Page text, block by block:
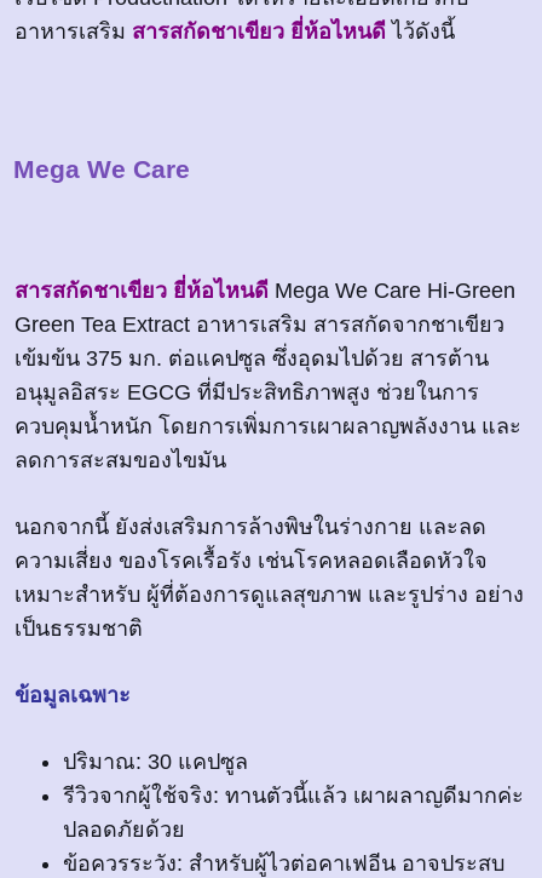
อาหารเสริม สารสกัดชาเขียว ยี่ห้อไหนดี ไว้ดังนี้
Mega We Care
สารสกัดชาเขียว ยี่ห้อไหนดี Mega We Care Hi-Green
Green Tea Extract อาหารเสริม สารสกัดจากชาเขียว
เข้มข้น 375 มก. ต่อแคปซูล ซึ่งอุดมไปด้วย สารต้าน
อนุมูลอิสระ EGCG ที่มีประสิทธิภาพสูง ช่วยในการ
ควบคุมน้ำหนัก โดยการเพิ่มการเผาผลาญพลังงาน และ
ลดการสะสมของไขมัน
นอกจากนี้ ยังส่งเสริมการล้างพิษในร่างกาย และลด
ความเสี่ยง ของโรคเรื้อรัง เช่นโรคหลอดเลือดหัวใจ
เหมาะสำหรับ ผู้ที่ต้องการดูแลสุขภาพ และรูปร่าง อย่าง
เป็นธรรมชาติ
ข้อมูลเฉพาะ
ปริมาณ: 30 แคปซูล
รีวิวจากผู้ใช้จริง: ทานตัวนี้แล้ว เผาผลาญดีมากค่ะ
ปลอดภัยด้วย
ข้อควรระวัง: สำหรับผู้ไวต่อคาเฟอีน อาจประสบ